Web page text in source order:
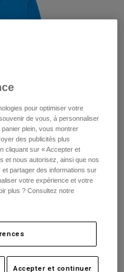
40% OFF
pour optimiser votre
de vous, à personnaliser
plein, vous montrer
des publicités plus
cliquant sur « Accepter et
et nous autorisez, ainsi que nos
partager des informations sur
votre expérience et votre
plus ? Consultez notre
Accepter et continuer